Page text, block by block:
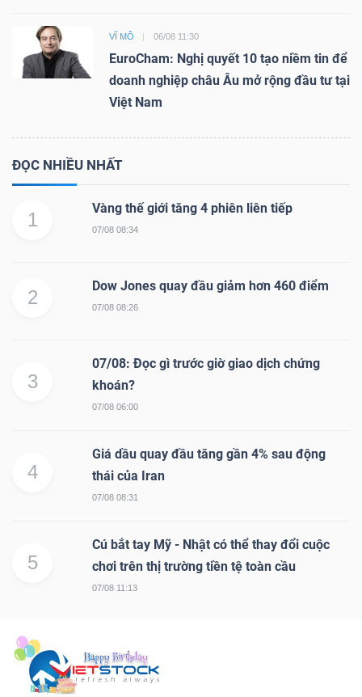
VĨ MÔ 06/08 11:30
EuroCham: Nghị quyết 10 tạo niềm tin để
doanh nghiệp châu Âu mở rộng đầu tư tại
Việt Nam
ĐỌC NHIỀU NHẤT
1
Vàng thế giới tăng 4 phiên liên tiếp
07/08 08:34
2
Dow Jones quay đầu giảm hơn 460 điểm
07/08 08:26
3
07/08: Đọc gì trước giờ giao dịch chứng
khoán?
07/08 06:00
4
Giá dầu quay đầu tăng gần 4% sau động
thái của Iran
07/08 08:31
5
Cú bắt tay Mỹ - Nhật có thể thay đổi cuộc
chơi trên thị trường tiền tệ toàn cầu
07/08 11:13